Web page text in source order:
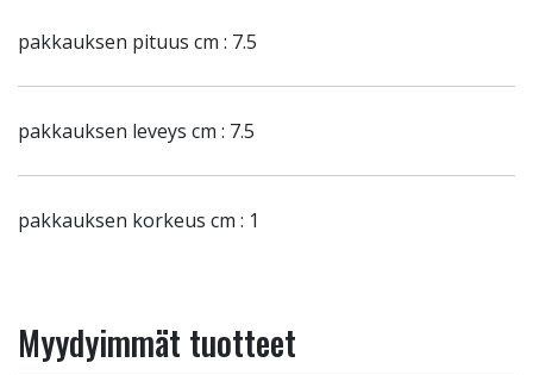
pakkauksen pituus cm : 7.5
pakkauksen leveys cm : 7.5
pakkauksen korkeus cm : 1
Myydyimmät tuotteet